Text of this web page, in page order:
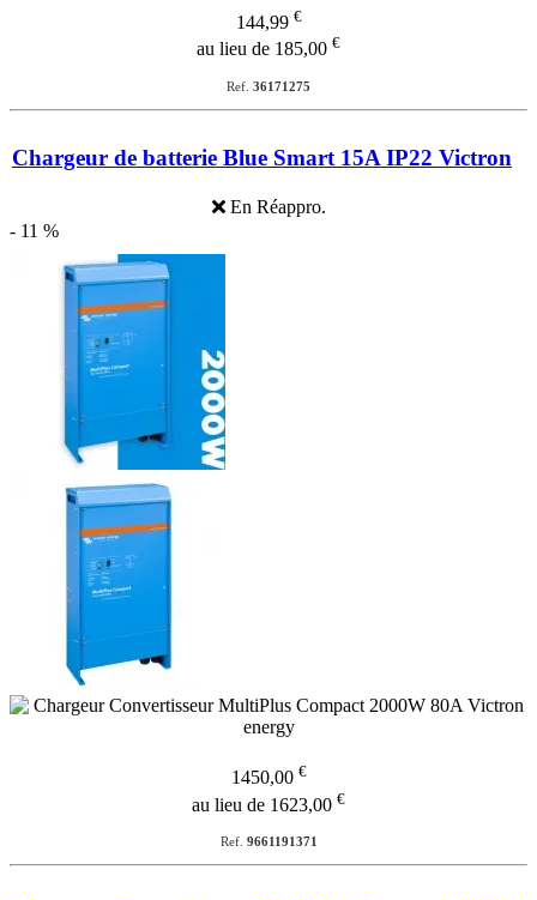
144,99 €
au lieu de 185,00 €
Ref. 36171275
Chargeur de batterie Blue Smart 15A IP22 Victron
En Réappro.
- 11 %
1450,00 €
au lieu de 1623,00 €
Ref. 9661191371